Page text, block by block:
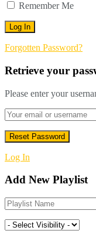
Remember Me
Forgotten Password?
Retrieve your
Please enter your
Log In
Add New Playlist